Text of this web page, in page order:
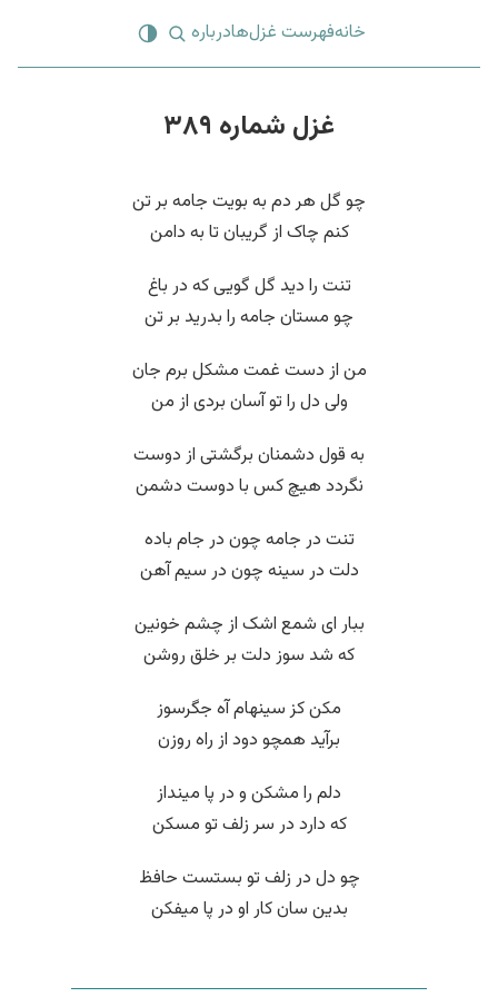
خانهفهرست غزل‌هادرباره
غزل شماره ۳۸۹
چو گل هر دم به بویت جامه بر تن
کنم چاک از گریبان تا به دامن
تنت را دید گل گویی که در باغ
چو مستان جامه را بدرید بر تن
من از دست غمت مشکل برم جان
ولی دل را تو آسان بردی از من
به قول دشمنان برگشتی از دوست
نگردد هیچ کس با دوست دشمن
تنت در جامه چون در جام باده
دلت در سینه چون در سیم آهن
ببار ای شمع اشک از چشم خونین
که شد سوز دلت بر خلق روشن
مکن کز سینهام آه جگرسوز
برآید همچو دود از راه روزن
دلم را مشکن و در پا مینداز
که دارد در سر زلف تو مسکن
چو دل در زلف تو بستست حافظ
بدین سان کار او در پا میفکن